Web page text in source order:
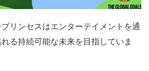
リンセスはエンターテイメントを通
る持続可能な未来を目指していま